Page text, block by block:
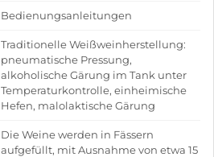
Bedienungsanleitungen
Traditionelle Weißweinherstellung:
pneumatische Pressung,
alkoholische Gärung im Tank unter
Temperaturkontrolle, einheimische
Hefen, malolaktische Gärung
Die Weine werden in Fässern
aufgefüllt, mit Ausnahme von etwa 15